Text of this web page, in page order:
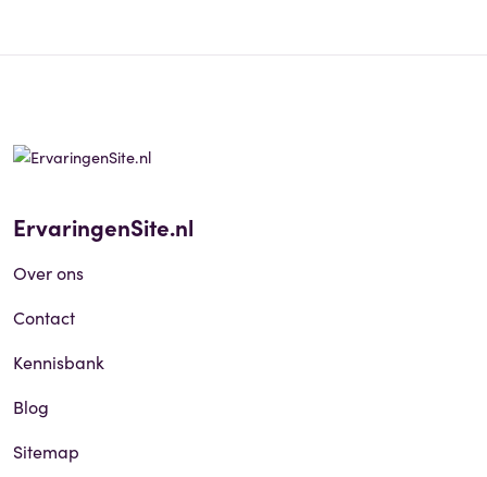
ErvaringenSite.nl
Over ons
Contact
Kennisbank
Blog
Sitemap